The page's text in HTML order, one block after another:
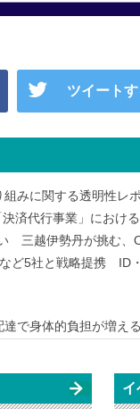
ツイート
組みに関する透明性レ
済代行事業」におけ
三越伊勢丹が挑む、
ど5社と戦略提携 ID
達で身体的負担が増
イ